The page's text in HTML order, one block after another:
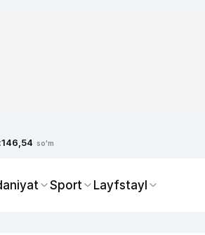
146,54 so'm
Sport Layfstayl